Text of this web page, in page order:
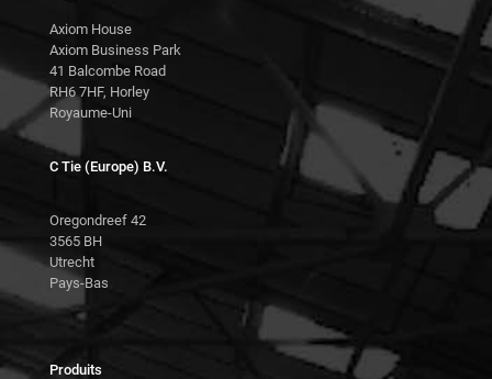
Axiom House
Axiom Business Park
41 Balcombe Road
RH6 7HF, Horley
Royaume-Uni
C Tie (Europe) B.V.
Oregondreef 42
3565 BH
Utrecht
Pays-Bas
Produits